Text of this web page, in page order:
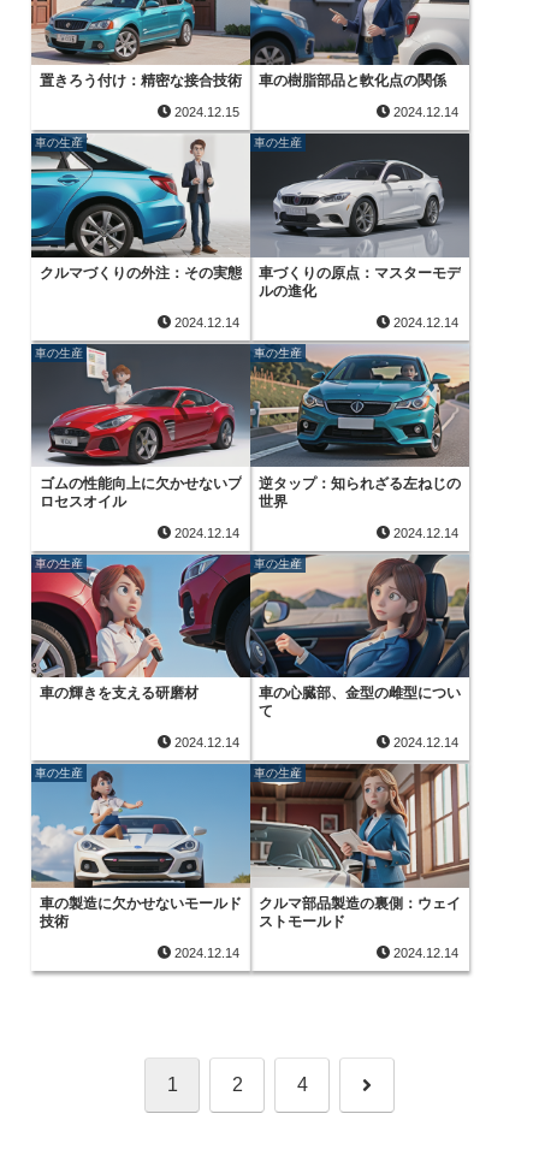
置きろう付け：精密な接合技術
2024.12.15
車の樹脂部品と軟化点の関係
2024.12.14
車の生産
クルマづくりの外注：その実態
2024.12.14
車の生産
車づくりの原点：マスターモデ
ルの進化
2024.12.14
車の生産
ゴムの性能向上に欠かせないプ
ロセスオイル
2024.12.14
車の生産
逆タップ：知られざる左ねじの
世界
2024.12.14
車の生産
車の輝きを支える研磨材
2024.12.14
車の生産
車の心臓部、金型の雌型につい
て
2024.12.14
車の生産
車の製造に欠かせないモールド
技術
2024.12.14
車の生産
クルマ部品製造の裏側：ウェイ
ストモールド
2024.12.14
1 2 4 次